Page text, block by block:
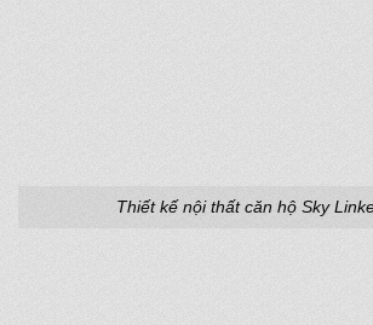
Thiết kế nội thất căn hộ Sky